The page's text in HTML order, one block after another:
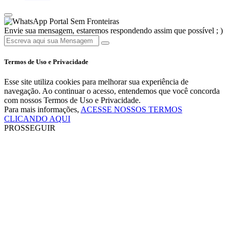
Portal Sem Fronteiras
Envie sua mensagem, estaremos respondendo assim que possível ; )
Termos de Uso e Privacidade
Esse site utiliza cookies para melhorar sua experiência de
navegação. Ao continuar o acesso, entendemos que você concorda
com nossos Termos de Uso e Privacidade.
Para mais informações, ACESSE NOSSOS TERMOS
CLICANDO AQUI
PROSSEGUIR